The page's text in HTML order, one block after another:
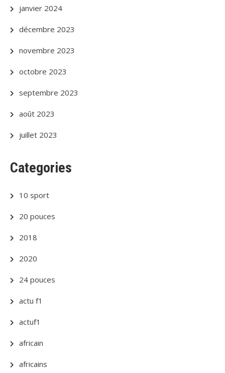
janvier 2024
décembre 2023
novembre 2023
octobre 2023
septembre 2023
août 2023
juillet 2023
Categories
10 sport
20 pouces
2018
2020
24 pouces
actu f1
actuf1
africain
africains